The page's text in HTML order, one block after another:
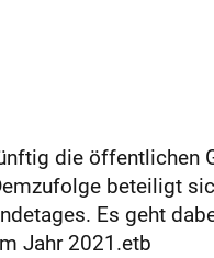
die öffentlichen
beteiligt
Es geht
Jahr 2021.etb